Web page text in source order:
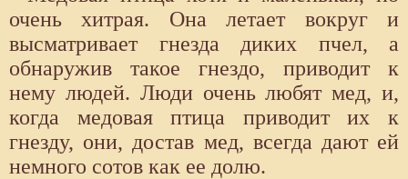
очень хитрая. Она летает вокруг и
высматривает гнезда диких пчел, а
обнаружив такое гнездо, приводит к
нему людей. Люди очень любят мед, и,
когда медовая птица приводит их к
гнезду, они, достав мед, всегда дают ей
немного сотов как ее долю.